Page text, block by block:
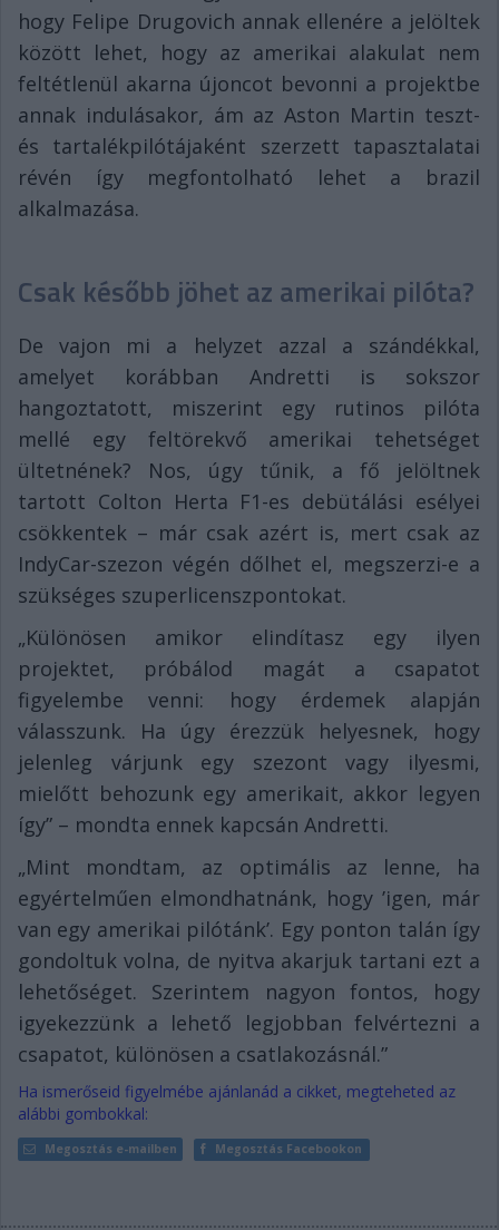
hogy Felipe Drugovich annak ellenére a jelöltek
között lehet, hogy az amerikai alakulat nem
feltétlenül akarna újoncot bevonni a projektbe
annak indulásakor, ám az Aston Martin teszt-
és tartalékpilótájaként szerzett tapasztalatai
révén így megfontolható lehet a brazil
alkalmazása.
Csak később jöhet az amerikai pilóta?
De vajon mi a helyzet azzal a szándékkal,
amelyet korábban Andretti is sokszor
hangoztatott, miszerint egy rutinos pilóta
mellé egy feltörekvő amerikai tehetséget
ültetnének? Nos, úgy tűnik, a fő jelöltnek
tartott Colton Herta F1-es debütálási esélyei
csökkentek – már csak azért is, mert csak az
IndyCar-szezon végén dőlhet el, megszerzi-e a
szükséges szuperlicenszpontokat.
„Különösen amikor elindítasz egy ilyen
projektet, próbálod magát a csapatot
figyelembe venni: hogy érdemek alapján
válasszunk. Ha úgy érezzük helyesnek, hogy
jelenleg várjunk egy szezont vagy ilyesmi,
mielőtt behozunk egy amerikait, akkor legyen
így” – mondta ennek kapcsán Andretti.
„Mint mondtam, az optimális az lenne, ha
egyértelműen elmondhatnánk, hogy ’igen, már
van egy amerikai pilótánk’. Egy ponton talán így
gondoltuk volna, de nyitva akarjuk tartani ezt a
lehetőséget. Szerintem nagyon fontos, hogy
igyekezzünk a lehető legjobban felvértezni a
csapatot, különösen a csatlakozásnál.”
Ha ismerőseid figyelmébe ajánlanád a cikket, megteheted az
alábbi gombokkal:
Megosztás e-mailben Megosztás Facebookon